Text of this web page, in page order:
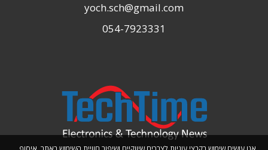
yoch.sch@gmail.com
054-7923331